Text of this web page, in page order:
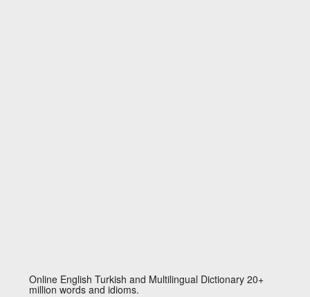
Online English Turkish and Multilingual Dictionary 20+
million words and idioms.